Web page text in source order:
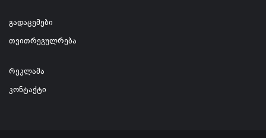
გადაცემები
თვითრეგულრება
რეკლამა
კონტაქტი